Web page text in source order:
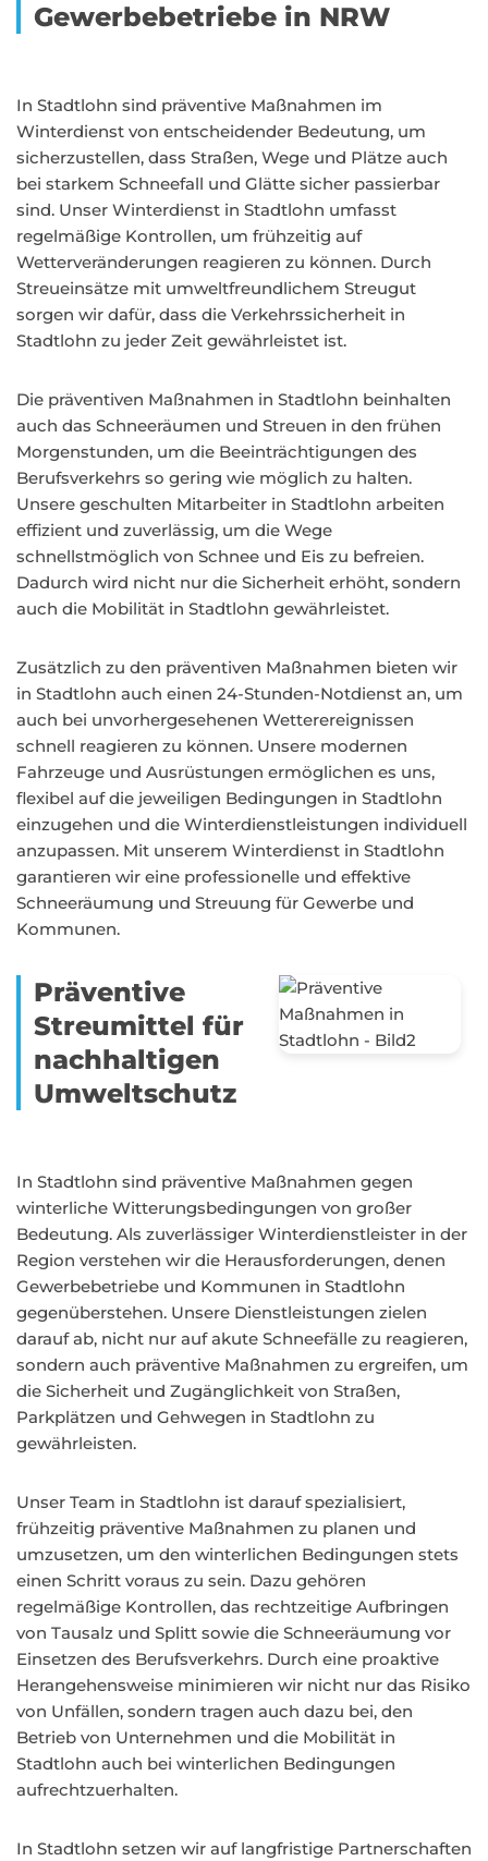
Gewerbebetriebe in NRW
In Stadtlohn sind präventive Maßnahmen im
Winterdienst von entscheidender Bedeutung, um
sicherzustellen, dass Straßen, Wege und Plätze auch
bei starkem Schneefall und Glätte sicher passierbar
sind. Unser Winterdienst in Stadtlohn umfasst
regelmäßige Kontrollen, um frühzeitig auf
Wetterveränderungen reagieren zu können. Durch
Streueinsätze mit umweltfreundlichem Streugut
sorgen wir dafür, dass die Verkehrssicherheit in
Stadtlohn zu jeder Zeit gewährleistet ist.
Die präventiven Maßnahmen in Stadtlohn beinhalten
auch das Schneeräumen und Streuen in den frühen
Morgenstunden, um die Beeinträchtigungen des
Berufsverkehrs so gering wie möglich zu halten.
Unsere geschulten Mitarbeiter in Stadtlohn arbeiten
effizient und zuverlässig, um die Wege
schnellstmöglich von Schnee und Eis zu befreien.
Dadurch wird nicht nur die Sicherheit erhöht, sondern
auch die Mobilität in Stadtlohn gewährleistet.
Zusätzlich zu den präventiven Maßnahmen bieten wir
in Stadtlohn auch einen 24-Stunden-Notdienst an, um
auch bei unvorhergesehenen Wetterereignissen
schnell reagieren zu können. Unsere modernen
Fahrzeuge und Ausrüstungen ermöglichen es uns,
flexibel auf die jeweiligen Bedingungen in Stadtlohn
einzugehen und die Winterdienstleistungen individuell
anzupassen. Mit unserem Winterdienst in Stadtlohn
garantieren wir eine professionelle und effektive
Schneeräumung und Streuung für Gewerbe und
Kommunen.
Präventive
Streumittel für
nachhaltigen
Umweltschutz
In Stadtlohn sind präventive Maßnahmen gegen
winterliche Witterungsbedingungen von großer
Bedeutung. Als zuverlässiger Winterdienstleister in der
Region verstehen wir die Herausforderungen, denen
Gewerbebetriebe und Kommunen in Stadtlohn
gegenüberstehen. Unsere Dienstleistungen zielen
darauf ab, nicht nur auf akute Schneefälle zu reagieren,
sondern auch präventive Maßnahmen zu ergreifen, um
die Sicherheit und Zugänglichkeit von Straßen,
Parkplätzen und Gehwegen in Stadtlohn zu
gewährleisten.
Unser Team in Stadtlohn ist darauf spezialisiert,
frühzeitig präventive Maßnahmen zu planen und
umzusetzen, um den winterlichen Bedingungen stets
einen Schritt voraus zu sein. Dazu gehören
regelmäßige Kontrollen, das rechtzeitige Aufbringen
von Tausalz und Splitt sowie die Schneeräumung vor
Einsetzen des Berufsverkehrs. Durch eine proaktive
Herangehensweise minimieren wir nicht nur das Risiko
von Unfällen, sondern tragen auch dazu bei, den
Betrieb von Unternehmen und die Mobilität in
Stadtlohn auch bei winterlichen Bedingungen
aufrechtzuerhalten.
In Stadtlohn setzen wir auf langfristige Partnerschaften